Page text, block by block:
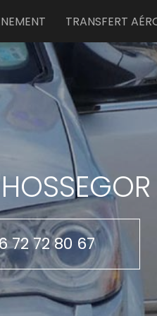
TRANSFERT
72 72 80 67